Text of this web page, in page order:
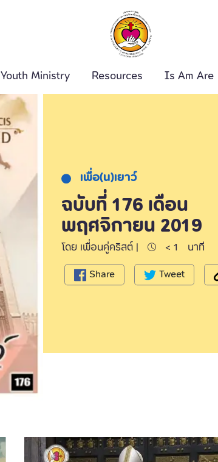
Youth Ministry Resources Is Am Are
เพื่อ(น)เยาว์
ฉบับที่ 176 เดือน
พฤศจิกายน 2019
โดย เพื่อนคู่คริสต์ | < 1 นาที
Share
Tweet